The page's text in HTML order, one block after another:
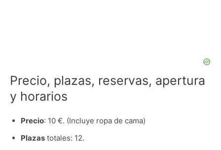
Precio, plazas, reservas, apertura
y horarios
Precio: 10 €. (Incluye ropa de cama)
Plazastotales: 12.